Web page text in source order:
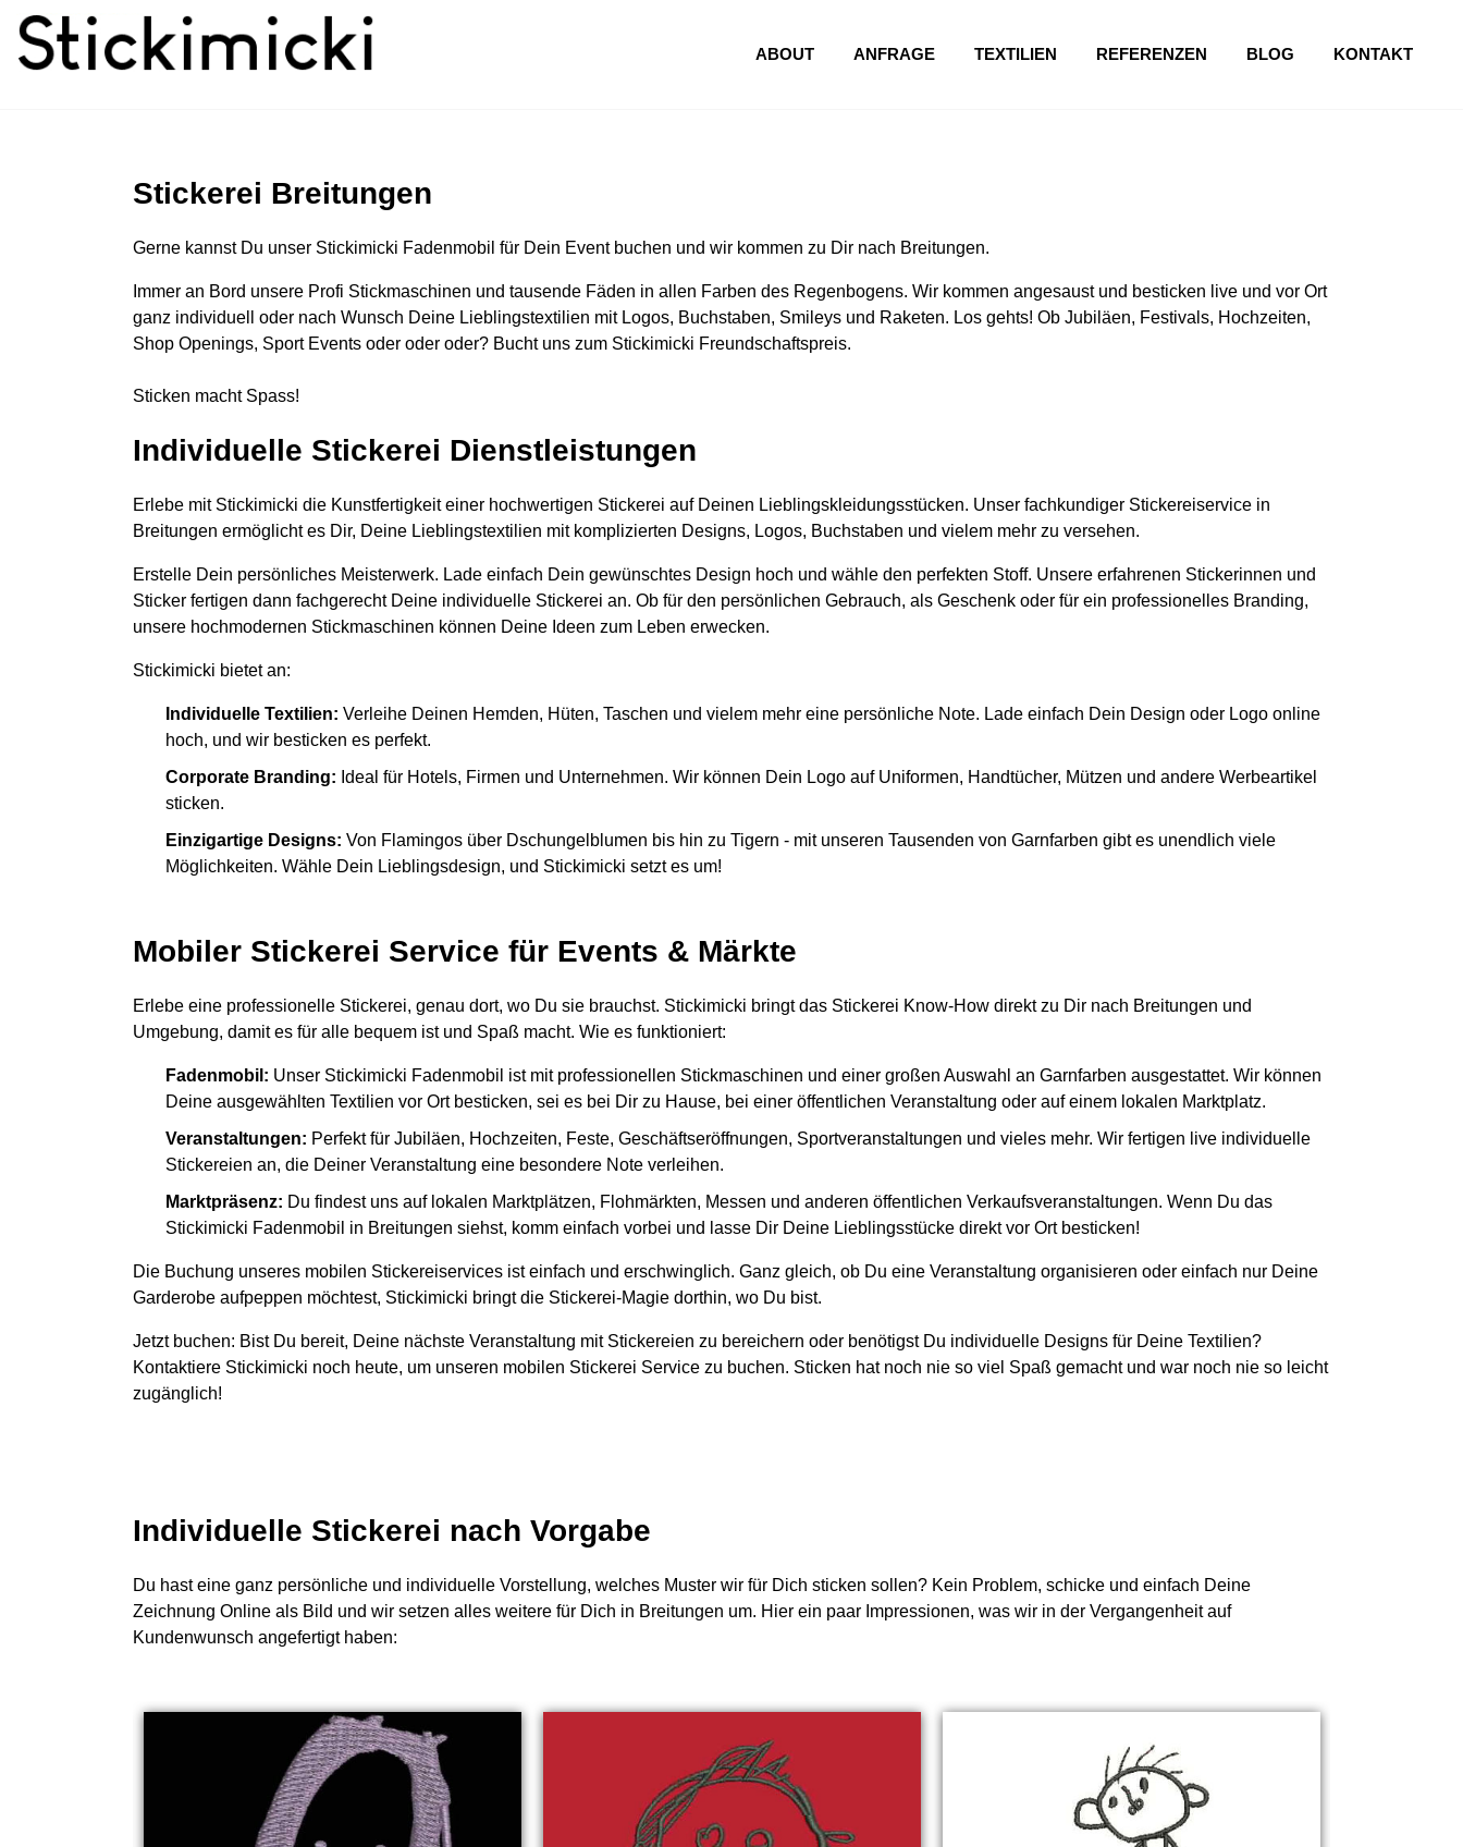
ABOUT ANFRAGE TEXTILIEN REFERENZEN BLOG KONTAKT
Stickerei Breitungen
Gerne kannst Du unser Stickimicki Fadenmobil für Dein Event buchen und wir kommen zu Dir nach Breitungen.
Immer an Bord unsere Profi Stickmaschinen und tausende Fäden in allen Farben des Regenbogens. Wir kommen angesaust und besticken live und vor Ort
ganz individuell oder nach Wunsch Deine Lieblingstextilien mit Logos, Buchstaben, Smileys und Raketen. Los gehts! Ob Jubiläen, Festivals, Hochzeiten,
Shop Openings, Sport Events oder oder oder? Bucht uns zum Stickimicki Freundschaftspreis.
Sticken macht Spass!
Individuelle Stickerei Dienstleistungen
Erlebe mit Stickimicki die Kunstfertigkeit einer hochwertigen Stickerei auf Deinen Lieblingskleidungsstücken. Unser fachkundiger Stickereiservice in
Breitungen ermöglicht es Dir, Deine Lieblingstextilien mit komplizierten Designs, Logos, Buchstaben und vielem mehr zu versehen.
Erstelle Dein persönliches Meisterwerk. Lade einfach Dein gewünschtes Design hoch und wähle den perfekten Stoff. Unsere erfahrenen Stickerinnen und
Sticker fertigen dann fachgerecht Deine individuelle Stickerei an. Ob für den persönlichen Gebrauch, als Geschenk oder für ein professionelles Branding,
unsere hochmodernen Stickmaschinen können Deine Ideen zum Leben erwecken.
Stickimicki bietet an:
Individuelle Textilien: Verleihe Deinen Hemden, Hüten, Taschen und vielem mehr eine persönliche Note. Lade einfach Dein Design oder Logo online
hoch, und wir besticken es perfekt.
Corporate Branding: Ideal für Hotels, Firmen und Unternehmen. Wir können Dein Logo auf Uniformen, Handtücher, Mützen und andere Werbeartikel
sticken.
Einzigartige Designs: Von Flamingos über Dschungelblumen bis hin zu Tigern - mit unseren Tausenden von Garnfarben gibt es unendlich viele
Möglichkeiten. Wähle Dein Lieblingsdesign, und Stickimicki setzt es um!
Mobiler Stickerei Service für Events & Märkte
Erlebe eine professionelle Stickerei, genau dort, wo Du sie brauchst. Stickimicki bringt das Stickerei Know-How direkt zu Dir nach Breitungen und
Umgebung, damit es für alle bequem ist und Spaß macht. Wie es funktioniert:
Fadenmobil: Unser Stickimicki Fadenmobil ist mit professionellen Stickmaschinen und einer großen Auswahl an Garnfarben ausgestattet. Wir können
Deine ausgewählten Textilien vor Ort besticken, sei es bei Dir zu Hause, bei einer öffentlichen Veranstaltung oder auf einem lokalen Marktplatz.
Veranstaltungen: Perfekt für Jubiläen, Hochzeiten, Feste, Geschäftseröffnungen, Sportveranstaltungen und vieles mehr. Wir fertigen live individuelle
Stickereien an, die Deiner Veranstaltung eine besondere Note verleihen.
Marktpräsenz: Du findest uns auf lokalen Marktplätzen, Flohmärkten, Messen und anderen öffentlichen Verkaufsveranstaltungen. Wenn Du das
Stickimicki Fadenmobil in Breitungen siehst, komm einfach vorbei und lasse Dir Deine Lieblingsstücke direkt vor Ort besticken!
Die Buchung unseres mobilen Stickereiservices ist einfach und erschwinglich. Ganz gleich, ob Du eine Veranstaltung organisieren oder einfach nur Deine
Garderobe aufpeppen möchtest, Stickimicki bringt die Stickerei-Magie dorthin, wo Du bist.
Jetzt buchen: Bist Du bereit, Deine nächste Veranstaltung mit Stickereien zu bereichern oder benötigst Du individuelle Designs für Deine Textilien?
Kontaktiere Stickimicki noch heute, um unseren mobilen Stickerei Service zu buchen. Sticken hat noch nie so viel Spaß gemacht und war noch nie so leicht
zugänglich!
Individuelle Stickerei nach Vorgabe
Du hast eine ganz persönliche und individuelle Vorstellung, welches Muster wir für Dich sticken sollen? Kein Problem, schicke und einfach Deine
Zeichnung Online als Bild und wir setzen alles weitere für Dich in Breitungen um. Hier ein paar Impressionen, was wir in der Vergangenheit auf
Kundenwunsch angefertigt haben: